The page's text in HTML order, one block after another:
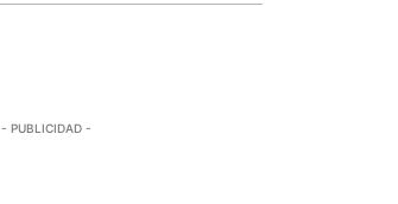
- PUBLICIDAD -